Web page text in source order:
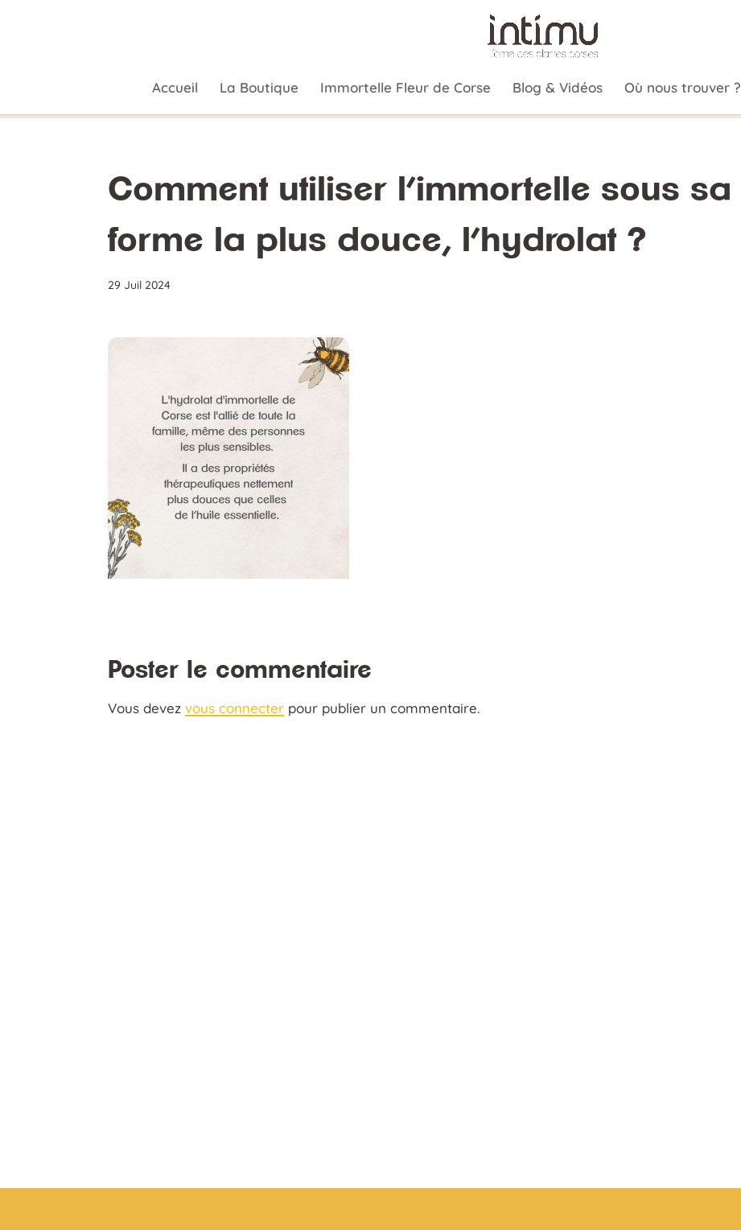
Accueil La Boutique Immortelle Fleur de Corse Blog & Vidéos Où nous trouver ?
Comment utiliser l’immortelle sous sa
forme la plus douce, l’hydrolat ?
29 Juil 2024
Poster le commentaire
Vous devezvous connecter pour publier un commentaire.